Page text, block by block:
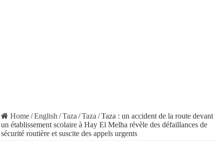
Home/English /Taza /Taza /Taza : un accident de la route devant
un établissement scolaire à Hay El Melha révèle des défaillances de
sécurité routière et suscite des appels urgents